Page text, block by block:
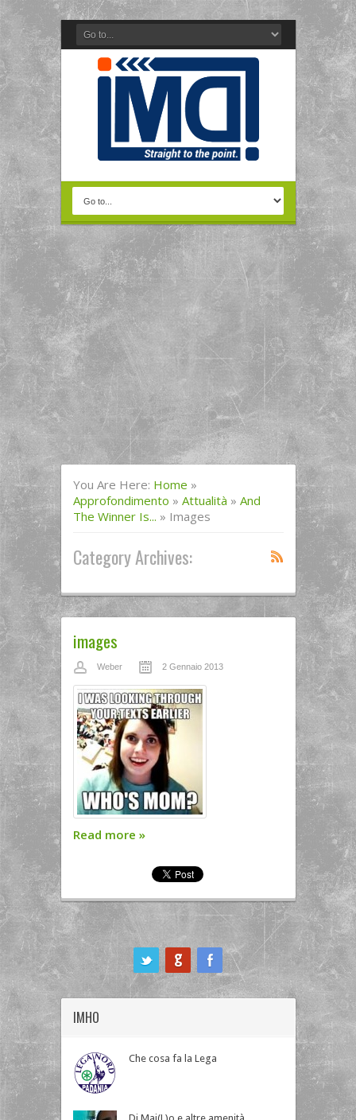
You Are Here: Home »
Approfondimento » Attualità » And
The Winner Is... » Images
Category Archives:
images
Weber 2 Gennaio 2013
Read more »
IMHO
Che cosa fa la Lega